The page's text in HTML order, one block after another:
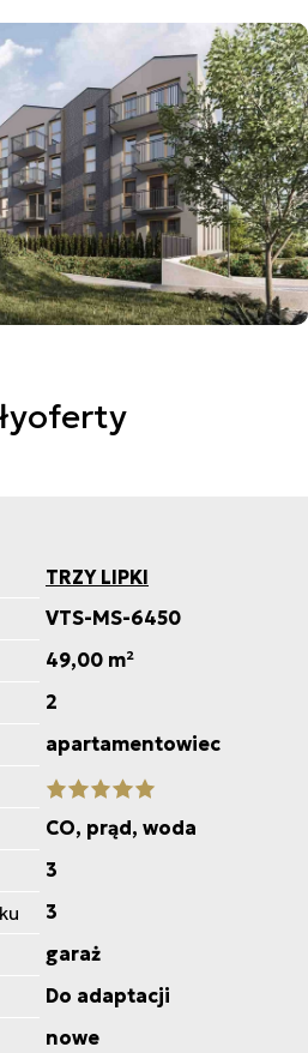
oferty
TRZY LIPKI
VTS-MS-6450
49,00 m²
2
apartamentowiec
CO, prąd, woda
3
3
garaż
Do adaptacji
nowe